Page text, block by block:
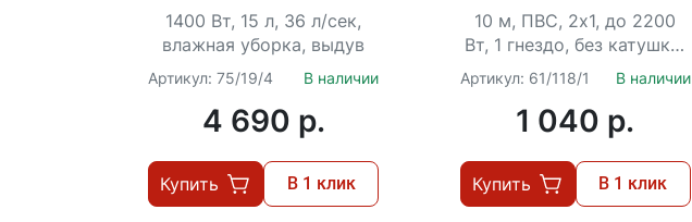
Ресанта ПС-1400-15
1400 Вт, 15 л, 36 л/сек,
влажная уборка, выдув
Артикул: 75/19/4 В наличии
4 690 p.
Купить В 1 клик
СУ-2х1-10/0 (IP44)
10 м, ПВС, 2х1, до 2200
Вт, 1 гнездо, без катушки,
IP44
Артикул: 61/118/1 В наличии
1 040 p.
Купить В 1 клик